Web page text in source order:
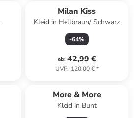
Milan Kiss
Kleid in Hellbraun/ Schwarz
-64%
ab: 42,99 €
UVP: 120,00 €*
More & More
Kleid in Bunt